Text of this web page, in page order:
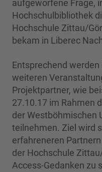
aufgeworfene Frage,
Hochschulbibliothek
Hochschule Zittau/
bekam in Liberec
Entsprechend
weiteren
Projektpartner, wie
27.10.17 im Rahmen
der Westböhmischen
teilnehmen. Ziel wird
erfahreneren
der Hochschule
Access-Gedanken zu